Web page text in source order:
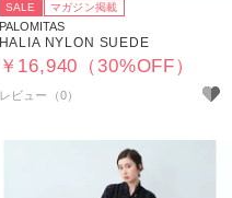
SALE マガジン掲載
PALOMITAS
HALIA NYLON SUEDE
￥16,940（30%OFF）